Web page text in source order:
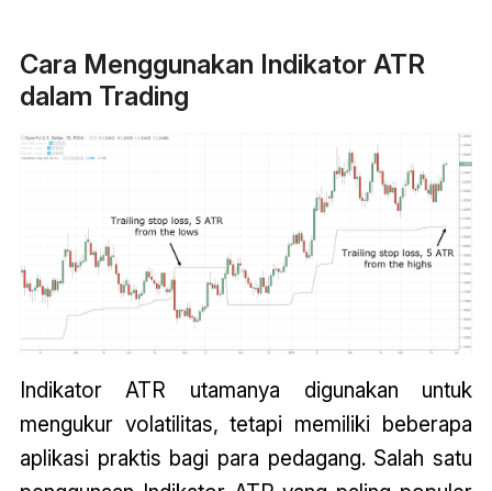
Cara Menggunakan Indikator ATR
dalam Trading
Indikator ATR utamanya digunakan untuk
mengukur volatilitas, tetapi memiliki beberapa
aplikasi praktis bagi para pedagang. Salah satu